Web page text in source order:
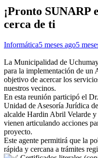
¡Pronto SUNARP
cerca de ti
Informática5 meses ago5
La Municipalidad de
para la implementación de un
objetivo de acercar los
nuestros vecinos.
En esta reunión participó el
Unidad de Asesoría Jurídica
alcalde Hardin Abril Velarde y
vienen articulando acciones
proyecto.
Este agente permitirá que la
rápida y cercana a trámites